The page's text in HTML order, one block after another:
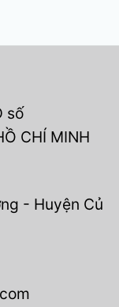
số
CHÍ MINH
- Huyện Củ